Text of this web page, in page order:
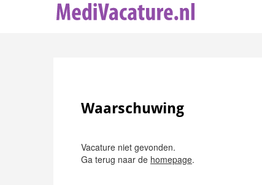
Waarschuwing
Vacature niet gevonden.
Ga terug naar de homepage.